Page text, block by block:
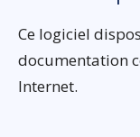
Ce logiciel
documentation
Internet.